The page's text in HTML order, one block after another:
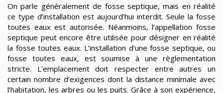
On parle généralement de fosse septique, mais en réalité
ce type d’installation est aujourd’hui interdit. Seule la fosse
toutes eaux est autorisée. Néanmoins, l’appellation fosse
septique peut encore être utilisée pour désigner en réalité
la fosse toutes eaux. L’installation d’une fosse septique, ou
fosse toutes eaux, est soumise à une règlementation
stricte. L’emplacement doit respecter entre autres un
certain nombre d’exigences dont la distance minimale avec
l’habitation, les arbres ou les puits. Grâce à son expérience,